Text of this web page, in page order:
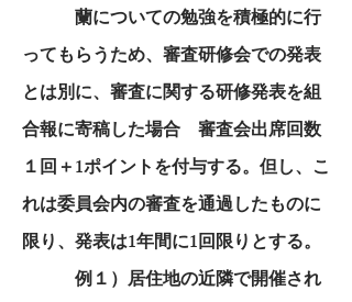
蘭についての勉強を積極的に行
ってもらうため、審査研修会での発表
とは別に、審査に関する研修発表を組
合報に寄稿した場合 審査会出席回数
１回＋1ポイントを付与する。但し、こ
れは委員会内の審査を通過したものに
限り、発表は1年間に1回限りとする。
例１）居住地の近隣で開催され